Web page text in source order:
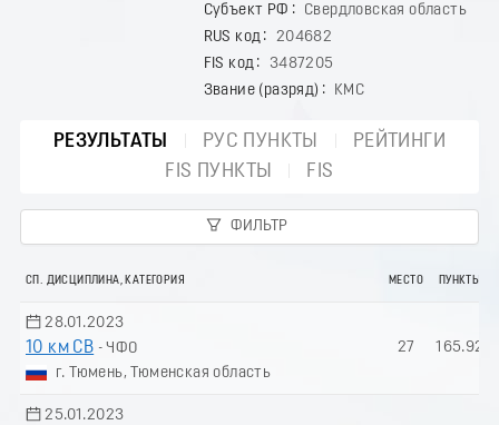
Субъект РФ
Свердловская область
RUS код
204682
FIS код
3487205
Звание (разряд)
КМС
РЕЗУЛЬТАТЫ РУС ПУНКТЫ
РЕЙТИНГИ
FIS ПУНКТЫ
FIS
ФИЛЬТР
СП. ДИСЦИПЛИНА, КАТЕГОРИЯ МЕСТО ПУНКТЫ
28.01.2023
10 км СВ - ЧФО
г. Тюмень, Тюменская область
27 165.92
25.01.2023